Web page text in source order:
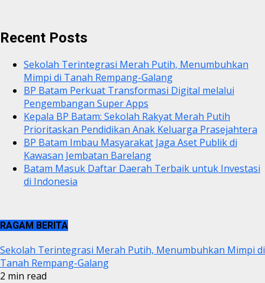
Recent Posts
Sekolah Terintegrasi Merah Putih, Menumbuhkan
Mimpi di Tanah Rempang-Galang
BP Batam Perkuat Transformasi Digital melalui
Pengembangan Super Apps
Kepala BP Batam: Sekolah Rakyat Merah Putih
Prioritaskan Pendidikan Anak Keluarga Prasejahtera
BP Batam Imbau Masyarakat Jaga Aset Publik di
Kawasan Jembatan Barelang
Batam Masuk Daftar Daerah Terbaik untuk Investasi
di Indonesia
RAGAM BERITA
Sekolah Terintegrasi Merah Putih, Menumbuhkan Mimpi di
Tanah Rempang-Galang
2 min read